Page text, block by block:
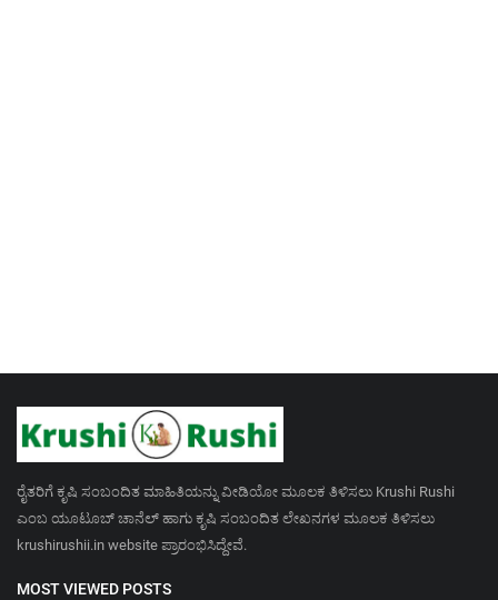
ರೈತರಿಗೆ ಕೃಷಿ ಸಂಬಂದಿತ ಮಾಹಿತಿಯನ್ನು ವೀಡಿಯೋ ಮೂಲಕ ತಿಳಿಸಲು Krushi Rushi
ಎಂಬ ಯೂಟೂಬ್ ಚಾನೆಲ್ ಹಾಗು ಕೃಷಿ ಸಂಬಂದಿತ ಲೇಖನಗಳ ಮೂಲಕ ತಿಳಿಸಲು
krushirushii.in website ಪ್ರಾರಂಭಿಸಿದ್ದೇವೆ.
MOST VIEWED POSTS